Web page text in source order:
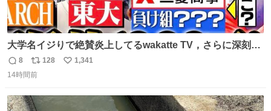
大学名イジりで絶賛炎上してるwakatte TV，さらに深刻な
問題はこっちでは？ ・都内の特定企業に入るのを極度に推
奨し，それ以外の地域で堅実に生きるのを周縁化する ・恋
化する ・院生が研究環境を求め他大学に移るのを批判する
返
信
8
リ
ポ
ト
128
い
1,341
14時間前